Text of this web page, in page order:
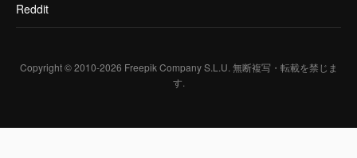
Reddit
Copyright © 2010-2026 Freepik Company S.L.U. 無断複写・転載を禁じま
す.